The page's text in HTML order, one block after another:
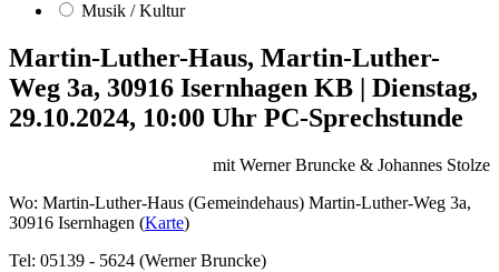
Musik / Kultur
Martin-Luther-Haus, Martin-Luther-
Weg 3a, 30916 Isernhagen KB | Dienstag,
29.10.2024, 10:00 Uhr PC-Sprechstunde
mit Werner Bruncke & Johannes Stolze
Wo: Martin-Luther-Haus (Gemeindehaus) Martin-Luther-Weg 3a,
30916 Isernhagen (Karte)
Tel: 05139 - 5624 (Werner Bruncke)